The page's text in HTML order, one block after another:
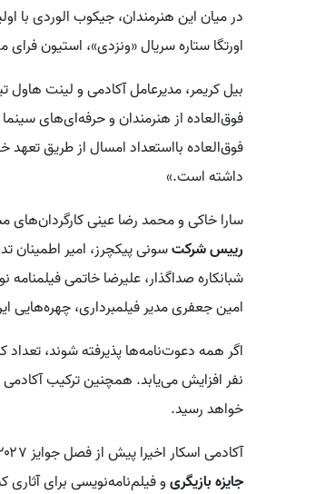
در میان این هنرمندان، جیکوب الوردی با
اورتگا ستاره سریال «ونزدی»، استیون فرای مجری ۱۲ دوره بفتا، تیانا تیلور و جاش اوکانر
بیل کریمر، مدیرعامل آکادمی و لینت هاول
فوق‌العاده از هنرمندان و حرفه‌ای‌های
فوق‌العاده بااستعداد امسال از طریق تعهد
داشته است.»
سارا خاکی و محمد رضا عینی کارگردان‌های
رییس شرکتسونی پیکچرز، امیر اطمینان
شبانکاره صداگذار، علیرضا خاتمی
امین جعفری مدیر فیلمبرداری، چهره‌هایی
خواهد رسید.
آکادمی اسکار اخیرا پیش از فصل جوایز ۲۰۲۷ تغییراتی در قوانین اعمال کرده که از جمله آنها ممنوعیت
جایزه بازیگریو فیلم‌نامه‌نویسی برای